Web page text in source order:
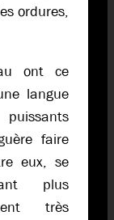
ordures,
ont ce
langue
faire
eux, se
plus
très